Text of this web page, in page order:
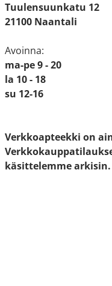
Tuulensuunkatu 12
21100 Naantali
Avoinna:
ma-pe 9 - 20
la 10 - 18
su 12-16
Verkkoapteekki on
käsittelemme arkisin.